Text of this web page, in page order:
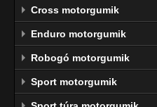
Cross motorgumik
Enduro motorgumik
Robogó motorgumik
Sport motorgumik